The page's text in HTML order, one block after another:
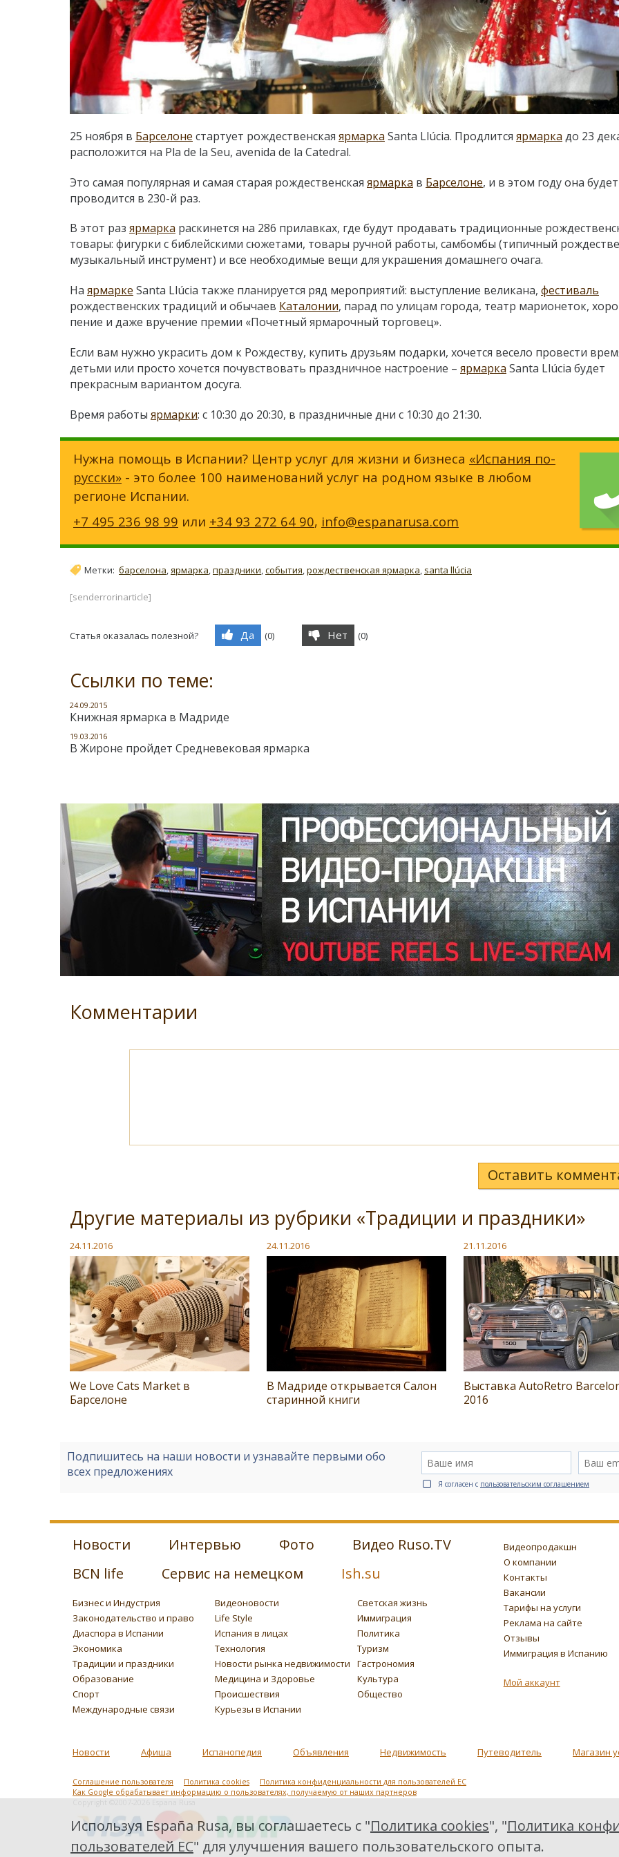
25 ноября в Барселоне стартует рождественская ярмарка Santa Llúcia. Продлится ярмарка до 23
расположится на Pla de la Seu, avenida de la Catedral.
Это самая популярная и самая старая рождественская ярмарка в Барселоне, и в этом году она будет
проводится в 230-й раз.
В этот раз ярмарка раскинется на 286 прилавках, где будут продавать традиционные
товары: фигурки с библейскими сюжетами, товары ручной работы, самбомбы (типичный
музыкальный инструмент) и все необходимые вещи для украшения домашнего очага.
На ярмарке Santa Llúcia также планируется ряд мероприятий: выступление великана, фестиваль
рождественских традиций и обычаев Каталонии, парад по улицам города, театр марионеток,
пение и даже вручение премии «Почетный ярмарочный торговец».
Если вам нужно украсить дом к Рождеству, купить друзьям подарки, хочется весело провести
детьми или просто хочется почувствовать праздничное настроение – ярмарка Santa Llúcia будет
прекрасным вариантом досуга.
Время работы ярмарки: с 10:30 до 20:30, в праздничные дни с 10:30 до 21:30.
Нужна помощь в Испании? Центр услуг для жизни и бизнеса «Испания по-
русски» - это более 100 наименований услуг на родном языке в любом
регионе Испании.
+7 495 236 98 99 или +34 93 272 64 90, info@espanarusa.com
Метки: барселона,ярмарка,праздники,события,рождественская ярмарка, santa llúcia
[senderrorinarticle]
Статья оказалась полезной? Да (0) Нет (0)
Ссылки по теме:
24.09.2015
Книжная ярмарка в Мадриде
19.03.2016
В Жироне пройдет Средневековая ярмарка
Комментарии
Оставить
Другие материалы из рубрики «Традиции и праздники»
24.11.2016
We Love Cats Market в
Барселоне
24.11.2016
В Мадриде открывается Салон
старинной книги
21.11.2016
Выставка AutoRetro
2016
Подпишитесь на наши новости и узнавайте первыми обо
всех предложениях
Я согласен с пользовательским соглашением
Новости Интервью Фото
Видео Ruso.TV
BCN life
Сервис на немецком Ish.su
Бизнес и Индустрия Видеоновости
Светская жизнь
Законодательство и право
Life Style
Иммиграция
Диаспора в Испании
Испания в лицах
Политика
Экономика
Технология
Туризм
Традиции и праздники
Новости рынка недвижимости
Гастрономия
Образование
Медицина и Здоровье
Культура
Спорт
Происшествия
Общество
Международные связи
Курьезы в Испании
Видеопродакшн
О компании
Контакты
Вакансии
Тарифы на услуги
Реклама на сайте
Отзывы
Иммиграция в Испанию
Мой аккаунт
Новости Афиша Испанопедия Объявления Недвижимость Путеводитель Магазин
Соглашение пользователя Политика cookies
Политика конфиденциальности для пользователей ЕС
Как Google обрабатывает информацию о пользователях, получаемую от наших партнеров
Используя España Rusa, вы соглашаетесь с "Политика cookies", "Политика
пользователей ЕС" для улучшения вашего пользовательского опыта.